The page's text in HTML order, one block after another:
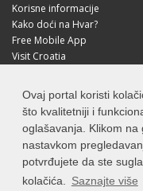
Ovaj portal koristi
što kvalitetniji i
oglašavanja. Klikom na
nastavkom
potvrđujete da ste
kolačića.
Saznajte više
Korisne informacije
Kako doći na Hvar?
Free Mobile App
Visit Croatia
© 2026 Visit-